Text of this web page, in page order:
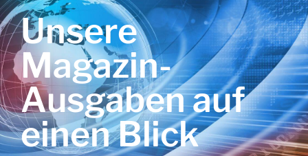
Unsere
Magazin-
Ausgaben auf
einen Blick